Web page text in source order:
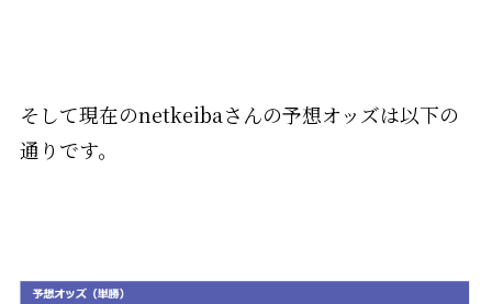
そして現在のnetkeibaさんの予想オッズは以下の
通りです。